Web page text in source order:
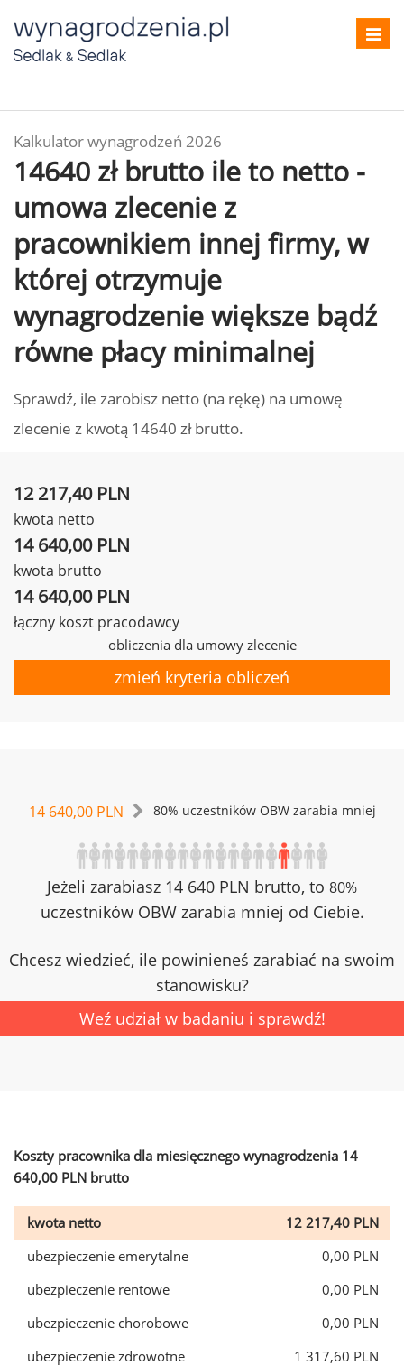
Kalkulator wynagrodzeń 2026
14640 zł brutto ile to netto -
umowa zlecenie z
pracownikiem innej firmy, w
której otrzymuje
wynagrodzenie większe bądź
równe płacy minimalnej
Sprawdź, ile zarobisz netto (na rękę) na umowę
zlecenie z kwotą 14640 zł brutto.
12 217,40 PLN
kwota netto
14 640,00 PLN
kwota brutto
14 640,00 PLN
łączny koszt pracodawcy
obliczenia dla umowy zlecenie
zmień kryteria obliczeń
14 640,00 PLN 80% uczestników OBW zarabia mniej
Jeżeli zarabiasz 14 640 PLN brutto, to 80%
uczestników OBW zarabia mniej od Ciebie.
Chcesz wiedzieć, ile powinieneś zarabiać na swoim
stanowisku?
Weź udział w badaniu i sprawdź!
Koszty pracownika dla miesięcznego wynagrodzenia 14
640,00 PLN brutto
kwota netto
12 217,40 PLN
ubezpieczenie emerytalne
0,00 PLN
ubezpieczenie rentowe
0,00 PLN
ubezpieczenie chorobowe
0,00 PLN
ubezpieczenie zdrowotne
1 317,60 PLN